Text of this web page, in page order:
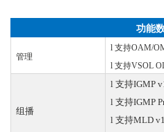
功能
管理
l支持OAM/
l支持VSOL
组播
l支持IGMP
l支持IGMP
l支持MLD